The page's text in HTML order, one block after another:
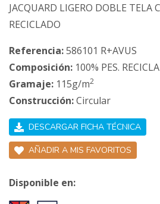
JACQUARD LIGERO DOBLE TELA
RECICLADO
Referencia:586101 R+AVUS
Composición: 100% PES.
Gramaje: 115g/m2
Construcción:Circular
DESCARGAR FICHA TÉCNICA
AÑADIR A MIS FAVORITOS
Disponible en: